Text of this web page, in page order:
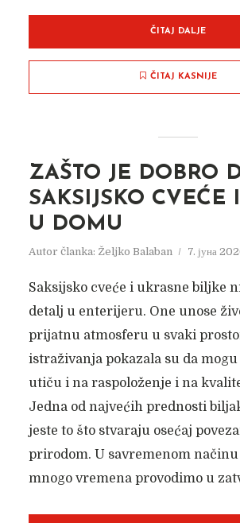
ČITAJ DALJE
ČITAJ KASNIJE
ZAŠTO JE DOBRO
SAKSIJSKO CVEĆE
U DOMU
Autor članka: Željko Balaban 7. јуна
Saksijsko cveće i ukrasne biljke
detalj u enterijeru. One unose
prijatnu atmosferu u svaki
istraživanja pokazala su da
utiču i na raspoloženje i na
Jedna od najvećih prednosti
jeste to što stvaraju osećaj
prirodom. U savremenom načinu
mnogo vremena provodimo u